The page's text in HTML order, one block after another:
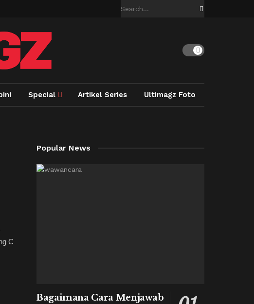
Special Artikel Series Ultimagz Foto
C
Popular News
Bagaimana Cara Menjawab